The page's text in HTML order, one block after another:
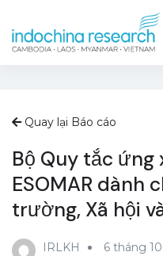
Quay lại Báo cáo
Bộ Quy tắc ứng
ESOMAR dành
trường, Xã hội
IRLKH
6 tháng